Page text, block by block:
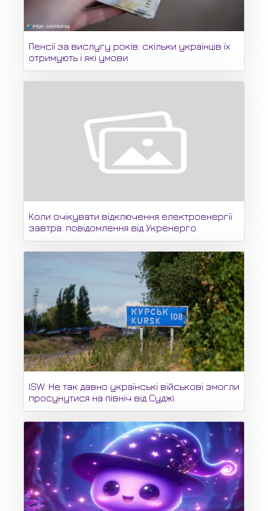
Пенсії за вислугу років: скільки українців їх
отримують і які умови
Коли очікувати відключення електроенергії
завтра: повідомлення від Укренерго
ISW: Не так давно українські військові змогли
просунутися на північ від Суджі.